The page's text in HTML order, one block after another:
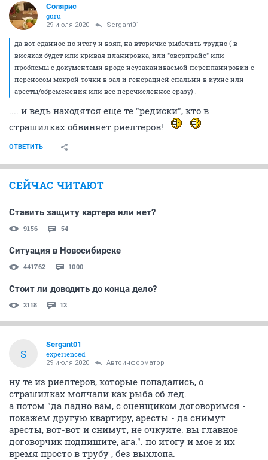
Солярис
guru
29 июля 2020 Sergant01
да вот сданное по итогу и взял, на вторичке рыбачить трудно ( в
висяках будет или кривая планировка, или "оверпрайс" или
проблемы с документами вроде неузаканиваемой перепланировки с
переносом мокрой точки в зал и генерацией спальни в кухне или
аресты/обременения или все перечисленное сразу) .
.... и ведь находятся еще те "редиски", кто в
страшилках обвиняет риелтеров!
ОТВЕТИТЬ
СЕЙЧАС ЧИТАЮТ
Ставить защиту картера или нет?
9156 54
Ситуация в Новосибирске
441762 1000
Стоит ли доводить до конца дело?
2118 12
S
Sergant01
experienced
29 июля 2020 Автоинформатор
ну те из риелтеров, которые попадались, о
страшилках молчали как рыба об лед.
а потом "да ладно вам, с оценщиком договоримся -
покажем другую квартиру, аресты - да снимут
аресты, вот-вот и снимут, не очкуйте. вы главное
договорчик подпишите, ага.". по итогу и мое и их
время просто в трубу , без выхлопа.